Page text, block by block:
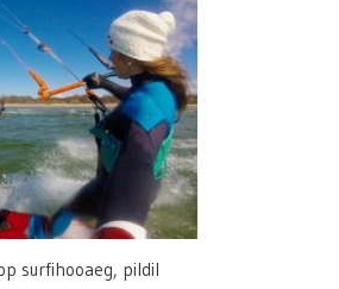
surfihooaeg, pildil